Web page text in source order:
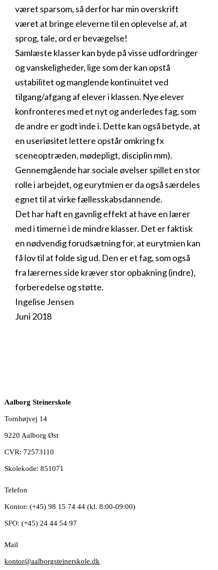
været sparsom, så derfor har min overskrift
været at bringe eleverne til en oplevelse af, at
sprog, tale, ord er bevægelse!
Samlæste klasser kan byde på visse udfordringer
og vanskeligheder, lige som der kan opstå
ustabilitet og manglende kontinuitet ved
tilgang/afgang af elever i klassen. Nye elever
konfronteres med et nyt og anderledes fag, som
de andre er godt inde i. Dette kan også betyde, at
en useriøsitet lettere opstår omkring fx
sceneoptræden, mødepligt, disciplin mm).
Gennemgående har sociale øvelser spillet en stor
rolle i arbejdet, og eurytmien er da også særdeles
egnet til at virke fællesskabsdannende.
Det har haft en gavnlig effekt at have en lærer
med i timerne i de mindre klasser. Det er faktisk
en nødvendig forudsætning for, at eurytmien kan
få lov til at folde sig ud. Den er et fag, som også
fra lærernes side kræver stor opbakning (indre),
forberedelse og støtte.
Ingelise Jensen
Juni 2018
Aalborg Steinerskole
Tornhøjvej 14
9220 Aalborg Øst
CVR: 72573110
Skolekode: 851071
Telefon
Kontor: (+45) 98 15 74 44 (kl. 8:00-09:00)
SFO: (+45) 24 44 54 97
Mail
kontor@aalborgsteinerskole.dk